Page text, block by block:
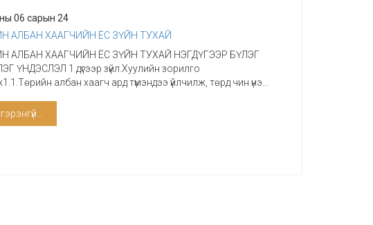
06 сарын 24
АЛБАН ХААГЧИЙН ЁС ЗҮЙН ТУХАЙ
АЛБАН ХААГЧИЙН ЁС ЗҮЙН ТУХАЙ НЭГДҮГЭЭР БҮЛЭГ
ҮНДЭСЛЭЛ 1 дүгээр зүйл.Хуулийн зорилго
албан хаагч ард түмэндээ үйлчилж, төрд чин үнэ...